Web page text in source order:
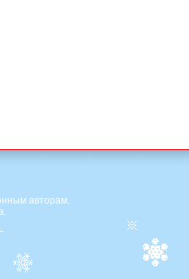
авторам.